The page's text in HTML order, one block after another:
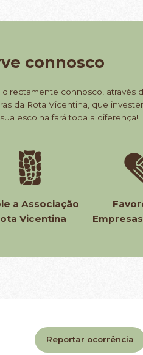
connosco
connosco, através
da Rota Vicentina, que
escolha fará toda a diferença!
a Associação
Vicentina
Reportar ocorrência